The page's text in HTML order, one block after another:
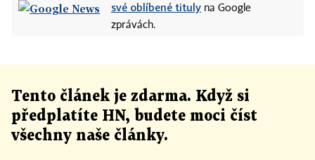
své oblíbené tituly na Google
zprávách.
Tento článek je zdarma. Když si
předplatíte HN, budete moci číst
všechny naše články.